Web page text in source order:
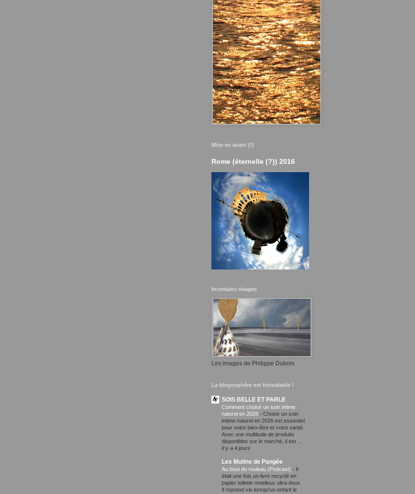
Mise en avant (!)
Rome (éternelle (?)) 2016
Incertains rivages
Les images de Philippe Dubois
La blogosphère est formidable !
SOIS BELLE ET PARLE
Comment choisir un soin intime
naturel en 2026 - Choisir un soin
intime naturel en 2026 est essentiel
pour votre bien-être et votre santé.
Avec une multitude de produits
disponibles sur le marché, il est ...
Il y a 4 jours
Les Mutins de Pangée
Au bout du rouleau (Podcast) - Il
était une fois un livre recyclé en
papier toilette moelleux ultra doux.
Il reprend vie lorsqu'un enfant le